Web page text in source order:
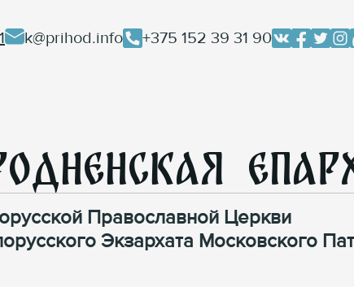
k@prihod.info +375 152 39 31 90
Православной Церкви
Экзархата Московского